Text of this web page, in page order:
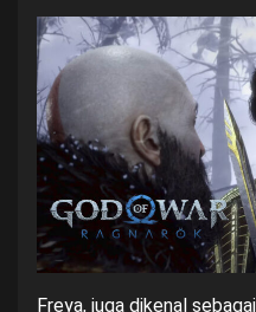
Freya, juga dikenal